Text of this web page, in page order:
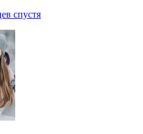
спустя